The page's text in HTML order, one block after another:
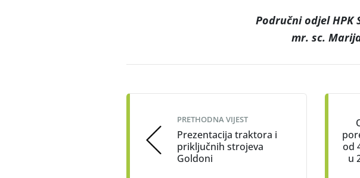
Područni odjel HPK
mr. sc.
navigation
PRETHODNA VIJEST
Prezentacija traktora i
priključnih strojeva
Goldoni
od
u